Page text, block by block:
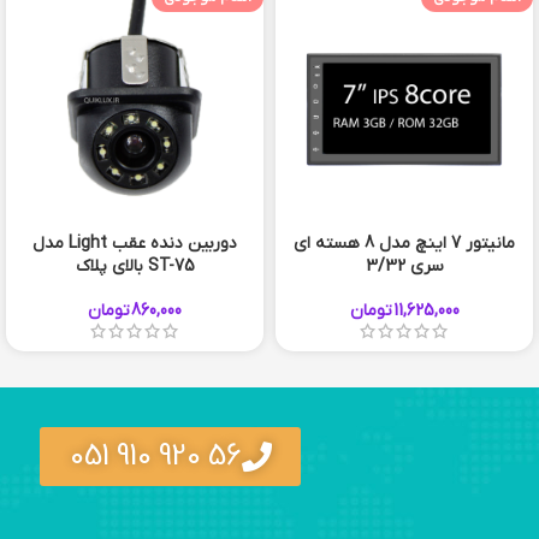
مانیتور 7 اینچ مدل 8 هسته ای
سری 3/32
11,625,000تومان
دوربین دنده عقب Light مدل
ST-75 بالای پلاک
860,000تومان
56 920 910 051